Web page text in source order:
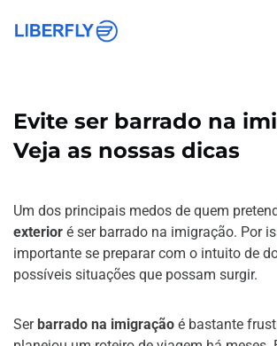
Evite ser barrado na
Veja as nossas dicas
Um dos principais medos de quem
exterior é ser barrado na imigração. Por
importante se preparar com o intuito de
possíveis situações que possam surgir.
Serbarrado na imigração é bastante